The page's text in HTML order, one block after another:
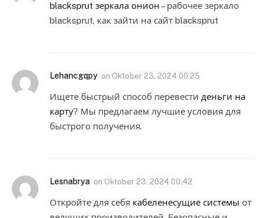
blacksprut зеркала онион – рабочее зеркало
blacksprut, как зайти на сайт blacksprut
Lehancgqpy on Oktober 23, 2024 00:25
Ищете быстрый способ перевести деньги на
карту? Мы предлагаем лучшие условия для
быстрого получения.
Lesnabrya on Oktober 23, 2024 00:42
Откройте для себя кабеленесущие системы от